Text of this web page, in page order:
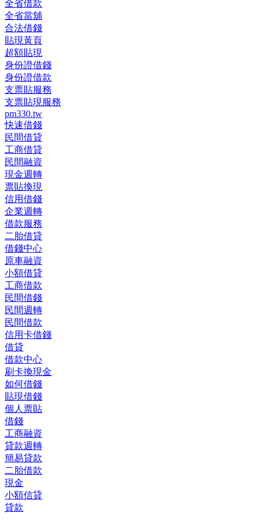
全省借款
全省當舖
合法借錢
貼現黃頁
超額貼現
身份證借錢
身份證借款
支票貼服務
支票貼現服務
pm330.tw
快速借錢
民間借貸
工商借貸
民間融資
現金週轉
票貼換現
信用借錢
企業週轉
借款服務
二胎借貸
借錢中心
原車融資
小額借貸
工商借款
民間借錢
民間週轉
民間借款
信用卡借錢
借貸
借款中心
刷卡換現金
如何借錢
貼現借錢
個人票貼
借錢
工商融資
貸款週轉
簡易貸款
二胎借款
現金
小額信貸
貸款